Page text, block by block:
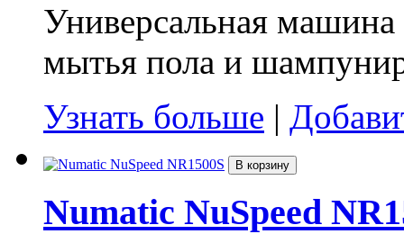
Универсальная машина
мытья пола и
Узнать больше |
В корзину
Numatic NuSpeed